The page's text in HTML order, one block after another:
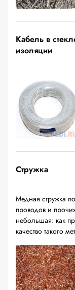
Кабель в
изоляции
Стружка
Медная стружка
проводов и
небольшая: как
качество такого